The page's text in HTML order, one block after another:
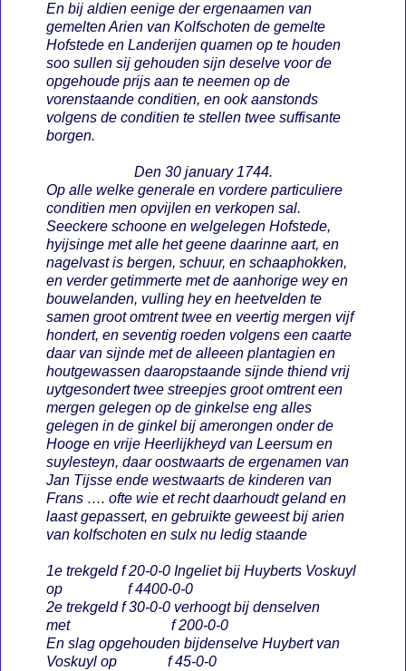
En bij aldien eenige der ergenaamen van
gemelten Arien van Kolfschoten de gemelte
Hofstede en Landerijen quamen op te houden
soo sullen sij gehouden sijn deselve voor de
opgehoude prijs aan te neemen op de
vorenstaande conditien, en ook aanstonds
volgens de conditien te stellen twee suffisante
borgen.
Den 30 january 1744.
Op alle welke generale en vordere particuliere
conditien men opvijlen en verkopen sal.
Seeckere schoone en welgelegen Hofstede,
hyijsinge met alle het geene daarinne aart, en
nagelvast is bergen, schuur, en schaaphokken,
en verder getimmerte met de aanhorige wey en
bouwelanden, vulling hey en heetvelden te
samen groot omtrent twee en veertig mergen vijf
hondert, en seventig roeden volgens een caarte
daar van sijnde met de alleeen plantagien en
houtgewassen daaropstaande sijnde thiend vrij
uytgesondert twee streepjes groot omtrent een
mergen gelegen op de ginkelse eng alles
gelegen in de ginkel bij amerongen onder de
Hooge en vrije Heerlijkheyd van Leersum en
suylesteyn, daar oostwaarts de ergenamen van
Jan Tijsse ende westwaarts de kinderen van
Frans …. ofte wie et recht daarhoudt geland en
laast gepassert, en gebruikte geweest bij arien
van kolfschoten en sulx nu ledig staande
1e trekgeld f 20-0-0 Ingeliet bij Huyberts Voskuyl
op f 4400-0-0
2e trekgeld f 30-0-0 verhoogt bij denselven
met f 200-0-0
En slag opgehouden bijdenselve Huybert van
Voskuyl op f 45-0-0